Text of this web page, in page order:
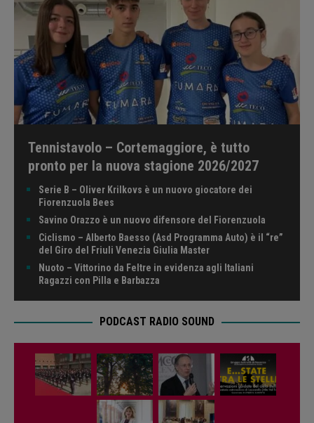
Tennistavolo – Cortemaggiore, è tutto
pronto per la nuova stagione 2026/2027
Serie B – Oliver Krilkovs è un nuovo giocatore dei
Fiorenzuola Bees
Savino Orazzo è un nuovo difensore del Fiorenzuola
Ciclismo – Alberto Baesso (Asd Programma Auto) è il “re”
del Giro del Friuli Venezia Giulia Master
Nuoto – Vittorino da Feltre in evidenza agli Italiani
Ragazzi con Pilla e Barbazza
PODCAST RADIO SOUND